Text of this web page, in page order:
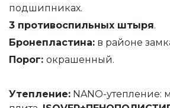
подшипниках.
3 противоспильных штыря.
Бронепластина: в районе
Порог: окрашенный.
Утепление: NANO-утепление: